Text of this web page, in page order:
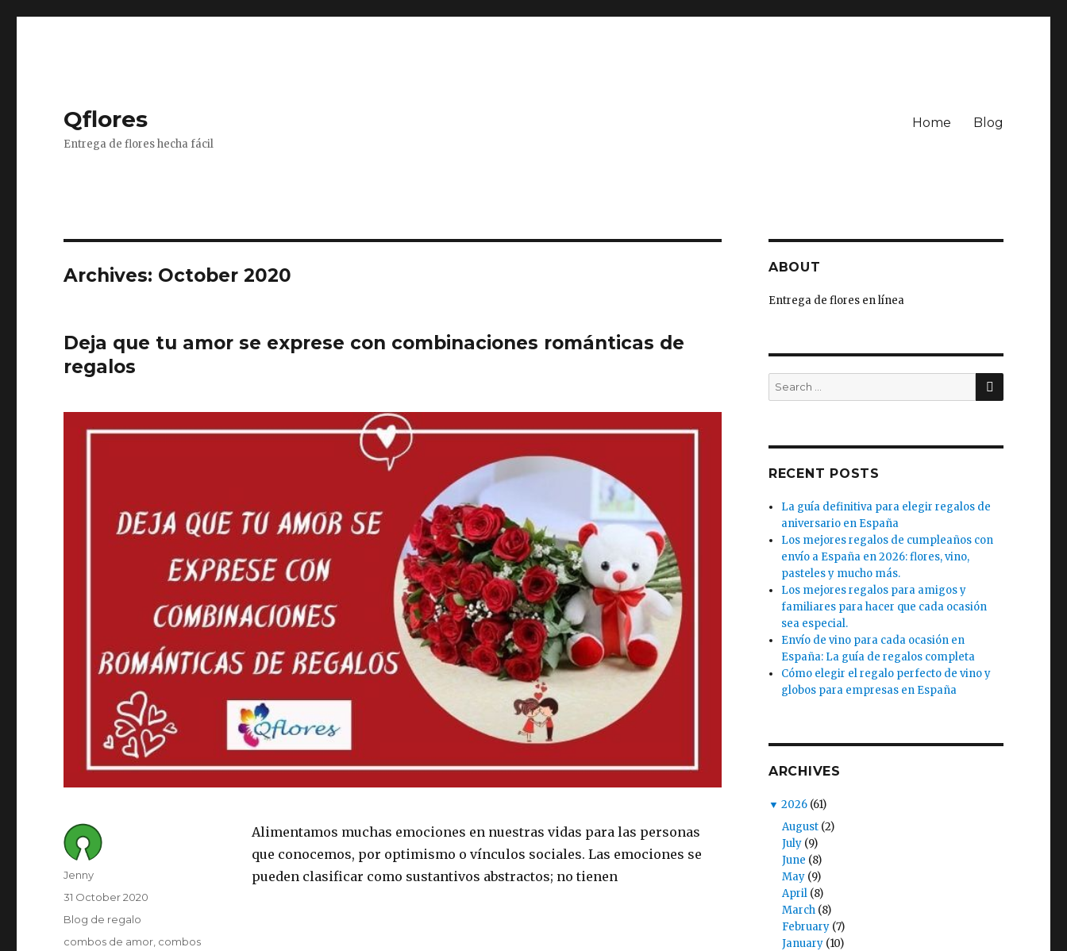
Qflores
Entrega de flores hecha fácil
Home Blog
Archives: October 2020
Deja que tu amor se exprese con combinaciones románticas de
regalos
Alimentamos muchas emociones en nuestras vidas para las personas
que conocemos, por optimismo o vínculos sociales. Las emociones se
pueden clasificar como sustantivos abstractos; no tienen
Author
Jenny
Posted
on
31 October 2020
Category
Blog de regalo
Tags
combos de amor combos
ABOUT
Entrega de flores en línea
Search
for:
SEARCH
RECENT POSTS
La guía definitiva para elegir regalos de
aniversario en España
Los mejores regalos de cumpleaños con
envío a España en 2026: flores, vino,
pasteles y mucho más.
Los mejores regalos para amigos y
familiares para hacer que cada ocasión
sea especial.
Envío de vino para cada ocasión en
España: La guía de regalos completa
Cómo elegir el regalo perfecto de vino y
globos para empresas en España
ARCHIVES
▼ 2026 (61)
August (2)
July (9)
June (8)
May (9)
April (8)
March (8)
February (7)
January (10)